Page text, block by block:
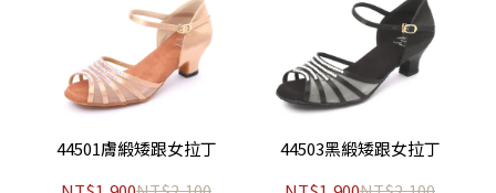
44501膚緞矮跟女拉丁
44503黑緞矮跟女拉丁